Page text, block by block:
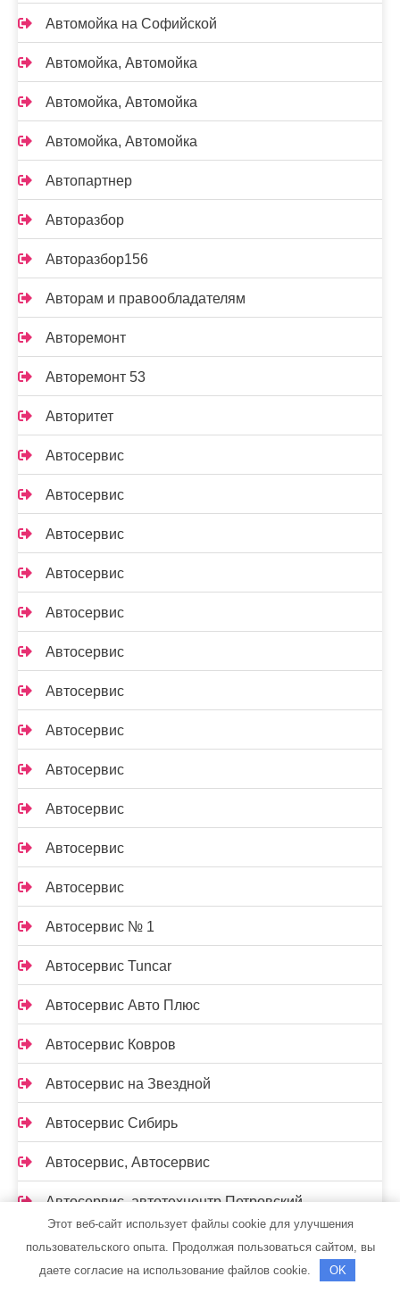
Автомойка на Софийской
Автомойка, Автомойка
Автомойка, Автомойка
Автомойка, Автомойка
Автопартнер
Авторазбор
Авторазбор156
Авторам и правообладателям
Авторемонт
Авторемонт 53
Авторитет
Автосервис
Автосервис
Автосервис
Автосервис
Автосервис
Автосервис
Автосервис
Автосервис
Автосервис
Автосервис
Автосервис
Автосервис
Автосервис № 1
Автосервис Tuncar
Автосервис Авто Плюс
Автосервис Ковров
Автосервис на Звездной
Автосервис Сибирь
Автосервис, Автосервис
Автосервис, автотехцентр Петровский
Автосервис, шиномонтаж
АвтоСервисМен
Этот веб-сайт использует файлы cookie для улучшения
пользовательского опыта. Продолжая пользоваться сайтом, вы
даете согласие на использование файлов cookie.
OK